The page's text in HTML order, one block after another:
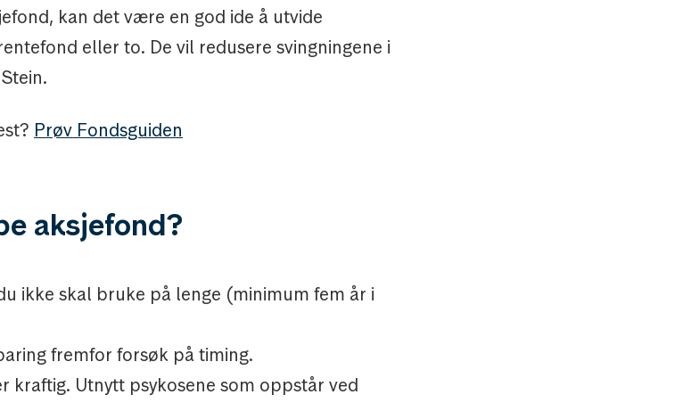
kan det være en god ide å utvide
eller to. De vil redusere svingningene i
Prøv Fondsguiden
aksjefond?
ikke skal bruke på lenge (minimum fem år i
fremfor forsøk på timing.
kraftig. Utnytt psykosene som oppstår ved